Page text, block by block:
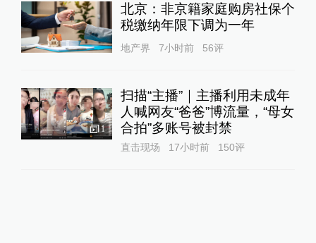
北京：非京籍家庭购房社保个
税缴纳年限下调为一年
地产界 7小时前 56评
1
扫描“主播”｜主播利用未成年
人喊网友“爸爸”博流量，“母女
合拍”多账号被封禁
直击现场 17小时前 150评